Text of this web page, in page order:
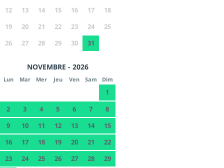
12
13 14 15 16 17
18
19
20 21 22 23 24
25
26
27 28 29 30 31
NOVEMBRE - 2026
Lun Mar Mer Jeu Ven Sam Dim
1
2
3 4 5 6 7
8
9
10 11 12 13 14
15
16
17 18 19 20 21
22
23
24 25 26 27 28
29